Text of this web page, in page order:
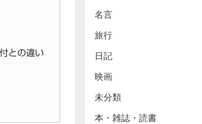
との違い
名言
旅行
日記
映画
未分類
本・雑誌・読書